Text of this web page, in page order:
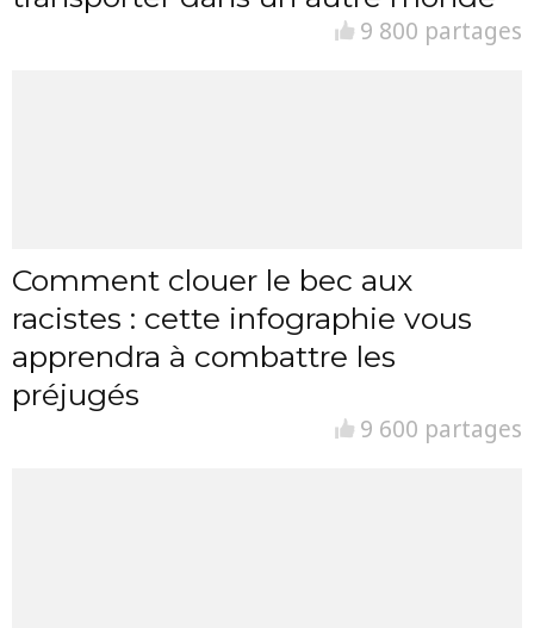
9 800 partages
Comment clouer le bec aux
racistes : cette infographie vous
apprendra à combattre les
préjugés
9 600 partages